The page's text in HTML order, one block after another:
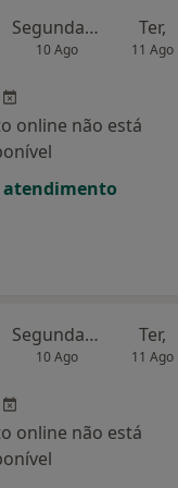
Segunda-feira
10 Ago
Ter,
11 Ago
online não está
Segunda-feira
10 Ago
Ter,
11 Ago
online não está